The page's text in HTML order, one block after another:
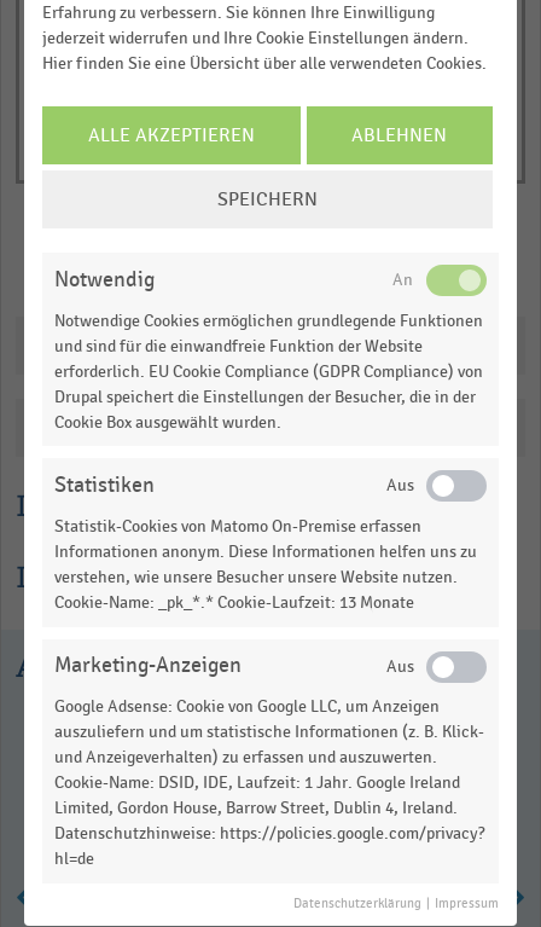
Lesehilfe
Informationen zur Statistik
axis
displaying
Anteil
der
Befragten
in
1.01598.
View
data
table.
chart
Merken Teilen
Downloads
Katalogisierung
Ausgewählte Statistiken
Erfahrung zu verbessern. Sie können Ihre Einwilligung
jederzeit widerrufen und Ihre Cookie Einstellungen ändern.
Hier finden Sie eine Übersicht über alle verwendeten Cookies.
ALLE AKZEPTIEREN ABLEHNEN
SPEICHERN
Notwendig
Notwendige Cookies ermöglichen grundlegende Funktionen
und sind für die einwandfreie Funktion der Website
erforderlich. EU Cookie Compliance (GDPR Compliance) von
Drupal speichert die Einstellungen der Besucher, die in der
Cookie Box ausgewählt wurden.
Statistiken
Statistik-Cookies von Matomo On-Premise erfassen
Informationen anonym. Diese Informationen helfen uns zu
verstehen, wie unsere Besucher unsere Website nutzen.
Cookie-Name: _pk_*.* Cookie-Laufzeit: 13 Monate
Marketing-Anzeigen
Google Adsense: Cookie von Google LLC, um Anzeigen
auszuliefern und um statistische Informationen (z. B. Klick-
und Anzeigeverhalten) zu erfassen und auszuwerten.
Cookie-Name: DSID, IDE, Laufzeit: 1 Jahr. Google Ireland
Limited, Gordon House, Barrow Street, Dublin 4, Ireland.
Datenschutzhinweise: https://policies.google.com/privacy?
hl=de
Datenschutzerklärung Impressum